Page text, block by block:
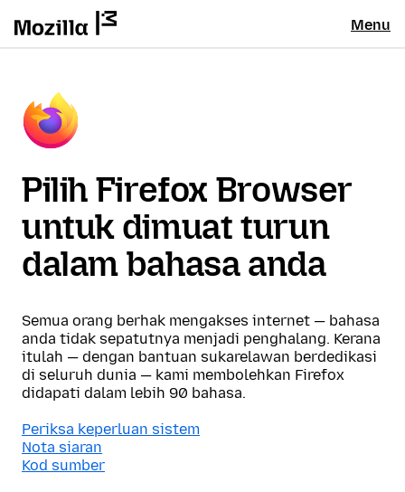
Menu
Pilih Firefox Browser
untuk dimuat turun
dalam bahasa anda
Semua orang berhak mengakses internet — bahasa
anda tidak sepatutnya menjadi penghalang. Kerana
itulah — dengan bantuan sukarelawan berdedikasi
di seluruh dunia — kami membolehkan Firefox
didapati dalam lebih 90 bahasa.
Periksa keperluan sistem
Nota siaran
Kod sumber